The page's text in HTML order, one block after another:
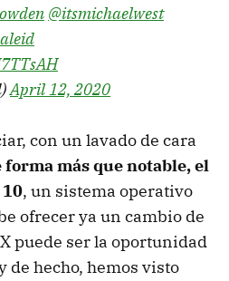
@itsmichaelwest
April 12, 2020
con un lavado de cara
más que notable, el
, un sistema operativo
ofrecer ya un cambio de
puede ser la oportunidad
de hecho, hemos visto